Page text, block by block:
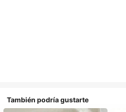
También podría gustarte